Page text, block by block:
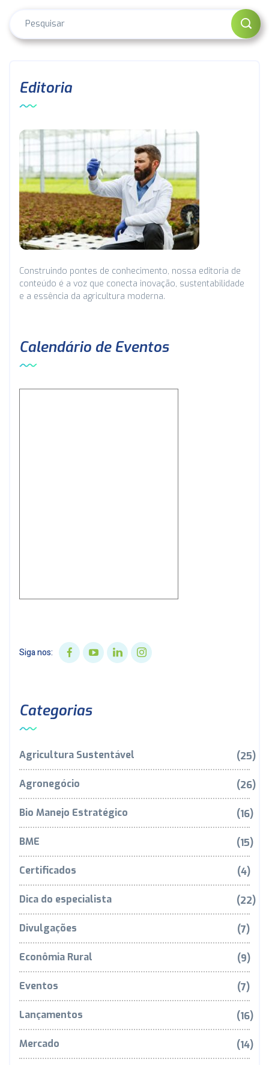
Editoria
Construindo pontes de conhecimento, nossa editoria de
conteúdo é a voz que conecta inovação, sustentabilidade
e a essência da agricultura moderna.
Calendário de Eventos
Siga nos:
Categorias
Agricultura Sustentável (25)
Agronegócio (26)
Bio Manejo Estratégico (16)
BME (15)
Certificados (4)
Dica do especialista (22)
Divulgações (7)
Econômia Rural (9)
Eventos (7)
Lançamentos (16)
Mercado (14)